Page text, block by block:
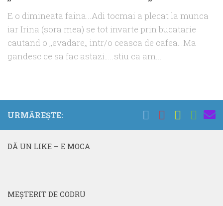
E o dimineata faina…Adi tocmai a plecat la munca
iar Irina (sora mea) se tot invarte prin bucatarie
cautand o ,,evadare,, intr/o ceasca de cafea…Ma
gandesc ce sa fac astazi…..stiu ca am...
URMĂREȘTE:
DĂ UN LIKE – E MOCA
MEŞTERIT DE CODRU